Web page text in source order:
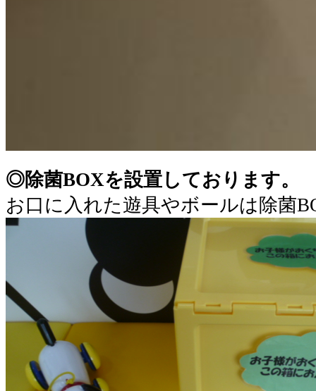
◎除菌BOXを設置しております。
お口に入れた遊具やボールは除菌